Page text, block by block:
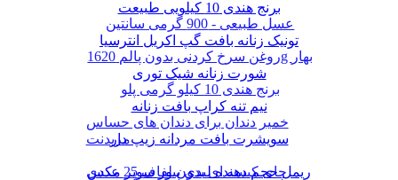
عسل طبیعی - 900 گرمی سانتین
روغن سرخ کردنی بدون پالم 1620g بهار
برنج هندی 10 کیلو گرمی پلو
خمیر دندان برای دندان های حساس
مریدنت
چای کیسه ای بدون لفاف 25 عددی
برنج هندی 10 کیلویی طبیعت
تونیک زنانه بافت گپ اکریل انترسیا
شورت زنانه شیک توری
نیم تنه کراپ بافت زنانه
سویشرت بافت مردانه زیپ دار
ریمل حجم دهنده لیدی پیور سوپر مکس